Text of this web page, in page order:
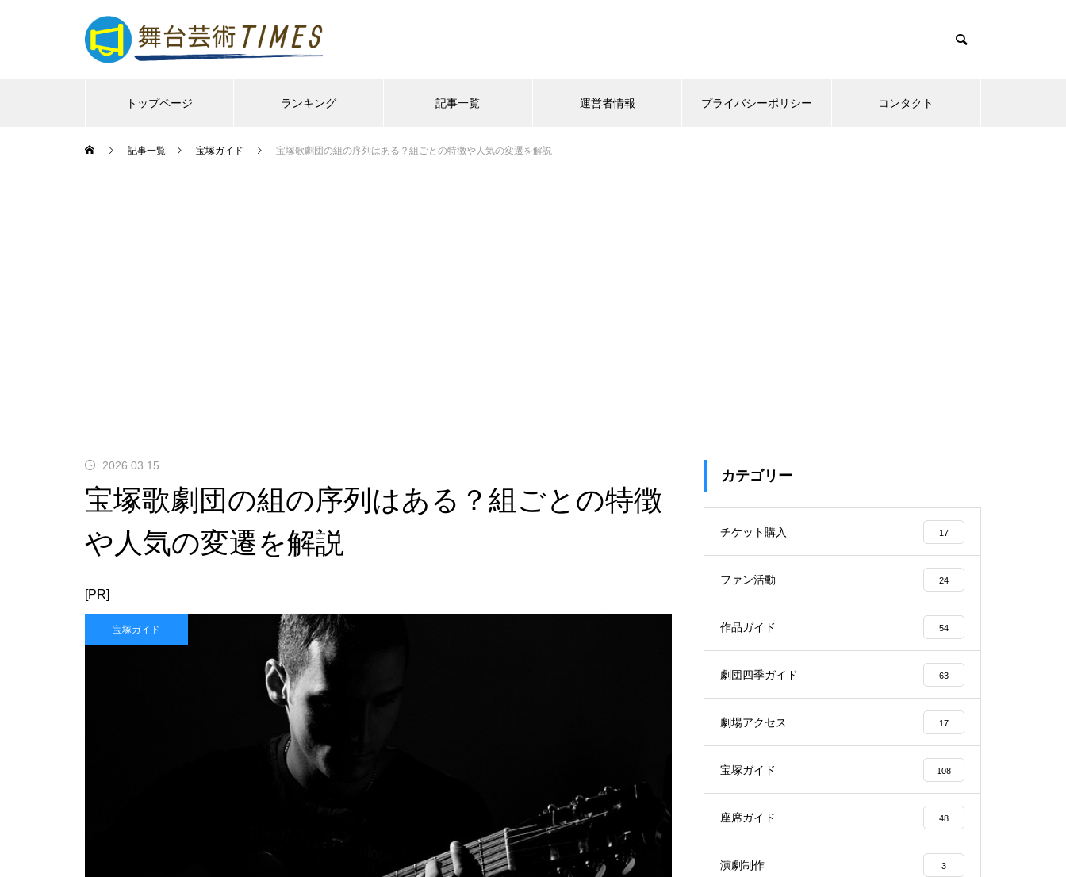
トップページ ランキング 記事一覧 運営者情報 プライバシーポリシー コンタクト
記事一覧 宝塚ガイド 宝塚歌劇団の組の序列はある？組ごとの特徴や人気の変遷を解説
2026.03.15
宝塚歌劇団の組の序列はある？組ごとの特徴
や人気の変遷を解説
[PR]
宝塚ガイド
カテゴリー
チケット購入 17
ファン活動 24
作品ガイド 54
劇団四季ガイド 63
劇場アクセス 17
宝塚ガイド 108
座席ガイド 48
演劇制作 3